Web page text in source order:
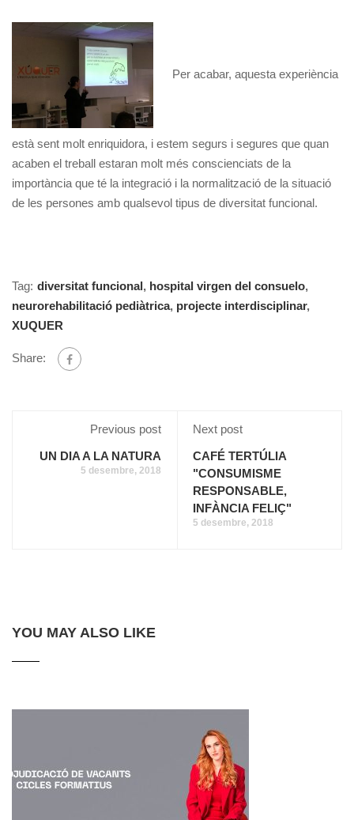
Per acabar, aquesta experiència
està sent molt enriquidora, i estem segurs i segures que quan
acaben el treball estaran molt més conscienciats de la
importància que té la integració i la normalització de la situació
de les persones amb qualsevol tipus de diversitat funcional.
Tag: diversitat funcional, hospital virgen del consuelo,
neurorehabilitació pediàtrica, projecte interdisciplinar,
XUQUER
Share:
Previous post
UN DIA A LA NATURA
5 desembre, 2018
Next post
CAFÉ TERTÚLIA
"CONSUMISME
RESPONSABLE,
INFÀNCIA FELIÇ"
5 desembre, 2018
YOU MAY ALSO LIKE